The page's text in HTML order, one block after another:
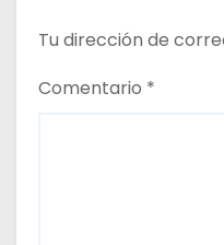
a
d
Tu dirección de
Comentario *